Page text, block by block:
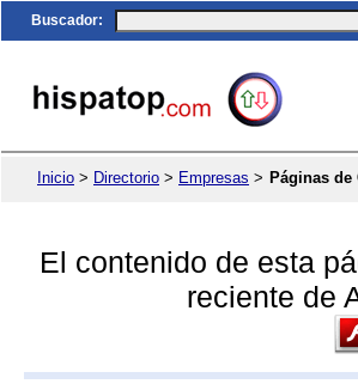
Buscador:
Inicio > Directorio > Empresas > Páginas
El contenido de esta
reciente de